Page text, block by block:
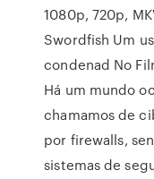
1080p, 720p,
Swordfish Um
condenad No
Há um mundo
chamamos de
por firewalls,
sistemas de